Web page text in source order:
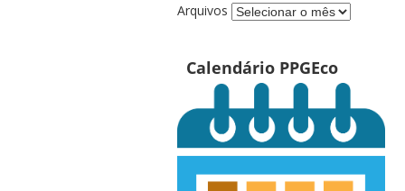
Arquivos
Calendário PPGEco